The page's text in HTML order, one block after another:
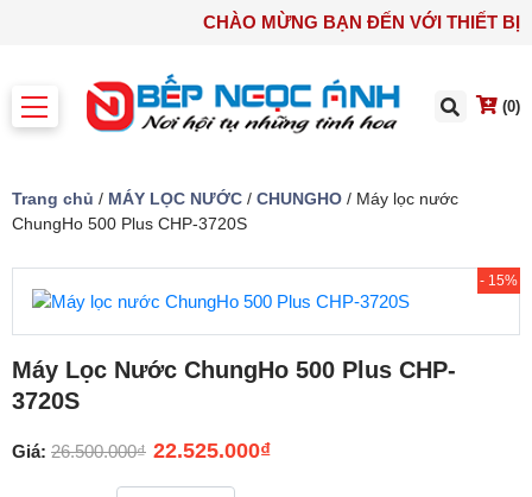
CHÀO MỪNG BẠN ĐẾN VỚI
(0)
Trang chủ / MÁY LỌC NƯỚC / CHUNGHO / Máy lọc nước
ChungHo 500 Plus CHP-3720S
- 15%
Máy Lọc Nước ChungHo 500 Plus CHP-
3720S
Giá: 26.500.000₫ 22.525.000₫